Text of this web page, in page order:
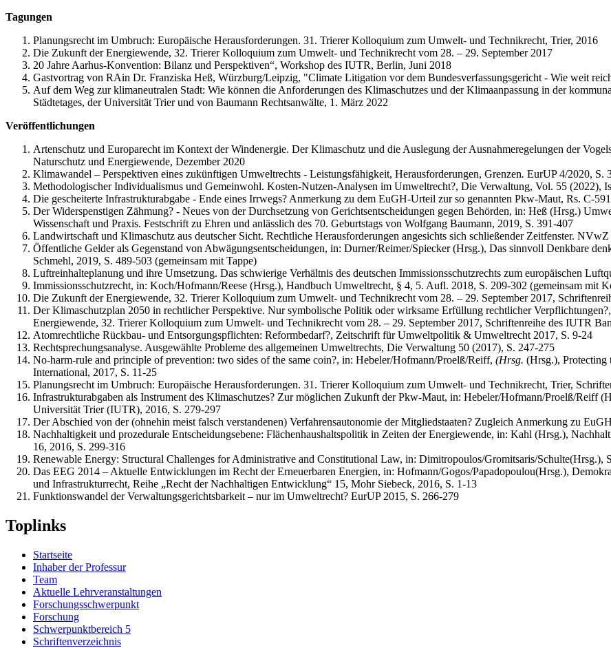
Tagungen
Planungsrecht im Umbruch: Europäische Herausforderungen. 31. Trierer Kolloquium zum Umwelt- und Technikrecht, Trier, 2016
Die Zukunft der Energiewende, 32. Trierer Kolloquium zum Umwelt- und Technikrecht vom 28. – 29. September 2017
20 Jahre Aarhus-Konvention: Bilanz und Perspektiven“, Workshop des IUTR, Berlin, Juni 2018
Gastvortrag von RAin Dr. Franziska Heß, Würzburg/Leipzig, "Climate Litigation vor dem Bundesverfassungsgericht - Wie weit
Auf dem Weg zur klimaneutralen Stadt: Wie können die Anforderungen des Klimaschutzes und der Klimaanpassung in der
Städtetages, der Universität Trier und von Baumann Rechtsanwälte, 1. März 2022
Veröffentlichungen
Artenschutz und Europarecht im Kontext der Windenergie. Der Klimaschutz und die Auslegung der Ausnahmeregelungen der
Naturschutz und Energiewende, Dezember 2020
Klimawandel – Perspektiven eines zukünftigen Umweltrechts - Leistungsfähigkeit, Herausforderungen, Grenzen. EurUP 4/2020, S.
Methodologischer Individualismus und Gemeinwohl. Kosten-Nutzen-Analysen im Umweltrecht?, Die Verwaltung, Vol. 55 (2022),
Die gescheiterte Infrastrukturabgabe - Ende eines Irrwegs? Anmerkung zu dem EuGH-Urteil zur so genannten Pkw-Maut, Rs. C-
Der Widerspenstigen Zähmung? - Neues von der Durchsetzung von Gerichtsentscheidungen gegen Behörden, in: Heß (Hrsg.)
Wissenschaft und Praxis. Festschrift zu Ehren und anlässlich des 70. Geburtstags von Wolfgang Baumann, 2019, S. 391-407
Landwirtschaft und Klimaschutz aus deutscher Sicht. Rechtliche Herausforderungen angesichts sich schließender Zeitfenster.
Öffentliche Gelder als Gegenstand von Abwägungsentscheidungen, in: Durner/Reimer/Spiecker (Hrsg.), Das sinnvoll Denkbare
Schmehl, 2019, S. 489-503 (gemeinsam mit Tappe)
Luftreinhalteplanung und ihre Umsetzung. Das schwierige Verhältnis des deutschen Immissionsschutzrechts zum europäischen
Immissionsschutzrecht, in: Koch/Hofmann/Reese (Hrsg.), Handbuch Umweltrecht, § 4, 5. Aufl. 2018, S. 209-302 (gemeinsam mit
Die Zukunft der Energiewende, 32. Trierer Kolloquium zum Umwelt- und Technikrecht vom 28. – 29. September 2017,
Der Klimaschutzplan 2050 in rechtlicher Perspektive. Nur symbolische Politik oder wirksame Erfüllung rechtlicher
Energiewende, 32. Trierer Kolloquium zum Umwelt- und Technikrecht vom 28. – 29. September 2017, Schriftenreihe des IUTR
Atomrechtliche Rückbau- und Entsorgungspflichten: Reformbedarf?, Zeitschrift für Umweltpolitik & Umweltrecht 2017, S. 9-24
Rechtsprechungsanalyse. Ausgewählte Probleme des allgemeinen Umweltrechts, Die Verwaltung 50 (2017), S. 247-275
No-harm-rule and principle of prevention: two sides of the same coin?, in: Hebeler/Hofmann/Proelß/Reiff, (Hrsg. (Hrsg.), Protecting
International, 2017, S. 11-25
Planungsrecht im Umbruch: Europäische Herausforderungen. 31. Trierer Kolloquium zum Umwelt- und Technikrecht, Trier,
Infrastrukturabgaben als Instrument des Klimaschutzes? Zur möglichen Zukunft der Pkw-Maut, in: Hebeler/Hofmann/Proelß/Reiff
Universität Trier (IUTR), 2016, S. 279-297
Der Abschied von der (ohnehin meist falsch verstandenen) Verfahrensautonomie der Mitgliedstaaten? Zugleich Anmerkung zu
Nachhaltigkeit und prozedurale Entscheidungsebene: Flächenhaushaltspolitik in Zeiten der Energiewende, in: Kahl (Hrsg.),
16, 2016, S. 299-316
Renewable Energy: Structural Challenges for Administrative and Constitutional Law, in: Dimitropoulos/Gromitsaris/Schulte(Hrsg.),
Das EEG 2014 – Aktuelle Entwicklungen im Recht der Erneuerbaren Energien, in: Hofmann/Gogos/Papadopoulou(Hrsg.),
und Infrastrukturrecht, Reihe „Recht der Nachhaltigen Entwicklung“ 15, Mohr Siebeck, 2016, S. 1-13
Funktionswandel der Verwaltungsgerichtsbarkeit – nur im Umweltrecht? EurUP 2015, S. 266-279
Toplinks
Startseite
Inhaber der Professur
Team
Aktuelle Lehrveranstaltungen
Forschungsschwerpunkt
Forschung
Schwerpunktbereich 5
Schriftenverzeichnis